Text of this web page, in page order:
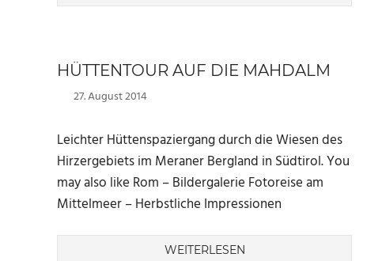
HÜTTENTOUR AUF DIE MAHDALM
27. August 2014
Leichter Hüttenspaziergang durch die Wiesen des
Hirzergebiets im Meraner Bergland in Südtirol. You
may also like Rom – Bildergalerie Fotoreise am
Mittelmeer – Herbstliche Impressionen
WEITERLESEN